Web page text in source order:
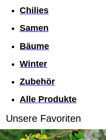
Chilies
Samen
Bäume
Winter
Zubehör
Alle Produkte
Unsere Favoriten